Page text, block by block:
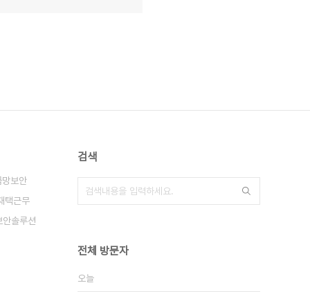
망보안
택근무
안솔루션
검색
전체 방문자
오늘